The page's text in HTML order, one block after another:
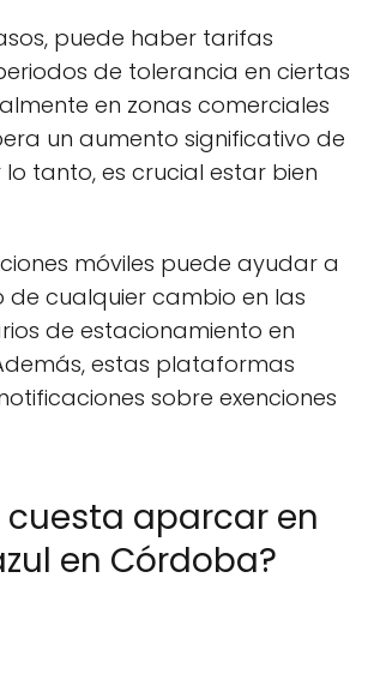
puede haber tarifas
de tolerancia en ciertas
en zonas comerciales
un aumento significativo de
lo tanto, es crucial estar bien
móviles puede ayudar a
cualquier cambio en las
de estacionamiento en
estas plataformas
sobre exenciones
aparcar en
en Córdoba?